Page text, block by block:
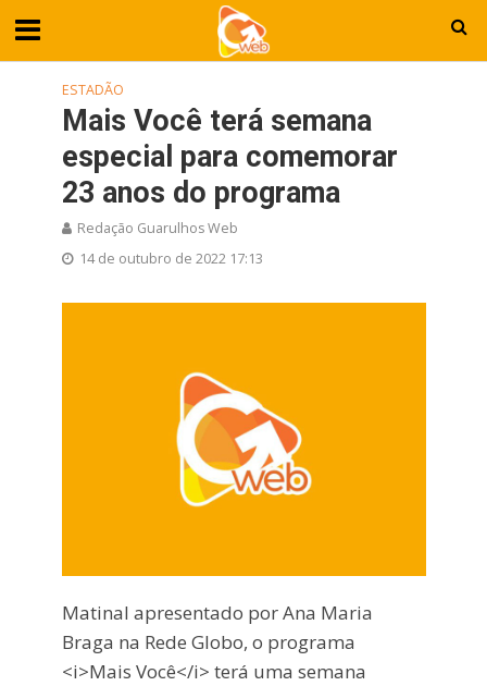
ESTADÃO
Mais Você terá semana
especial para comemorar
23 anos do programa
Redação Guarulhos Web
14 de outubro de 2022 17:13
Matinal apresentado por Ana Maria
Braga na Rede Globo, o programa
<i>Mais Você</i> terá uma semana